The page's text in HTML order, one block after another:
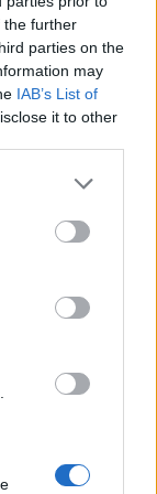
the further
parties on the
may
IAB’s List of
it to other
Proszę
od
założona
z
i
problem
plamić a
już
kilka dni